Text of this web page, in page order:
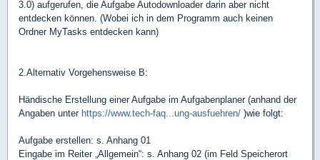
3.0) aufgerufen, die Aufgabe Autodownloader darin aber nicht
entdecken können. (Wobei ich in dem Programm auch keinen
Ordner MyTasks entdecken kann)
2.Alternativ Vorgehensweise B:
Händische Erstellung einer Aufgabe im Aufgabenplaner (anhand der
Angaben unter https://www.tech-faq...ung-ausfuehren/ )wie folgt:
Aufgabe erstellen: s. Anhang 01
Eingabe im Reiter „Allgemein“: s. Anhang 02 (im Feld Speicherort